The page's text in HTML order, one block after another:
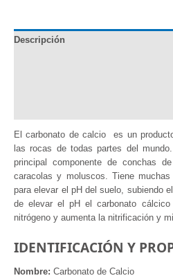
Descripción
El carbonato de calcio es un
las rocas de todas partes del
principal componente de conchas
caracolas y moluscos. Tiene
para elevar el pH del suelo, subiendo
de elevar el pH el carbonato
nitrógeno y aumenta la nitrificación y
IDENTIFICACIÓN Y
Nombre: Carbonato de Calcio